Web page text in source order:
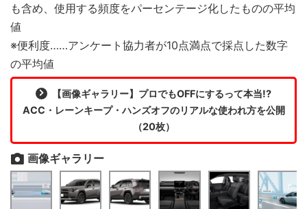
も含め、使用する頻度をパーセンテージ化したものの平均
値
※便利度……アンケート協力者が10点満点で採点した数字
の平均値
【画像ギャラリー】プロでもOFFにするって本当!?
ACC・レーンキープ・ハンズオフのリアルな使われ方を公開
（20枚）
画像ギャラリー